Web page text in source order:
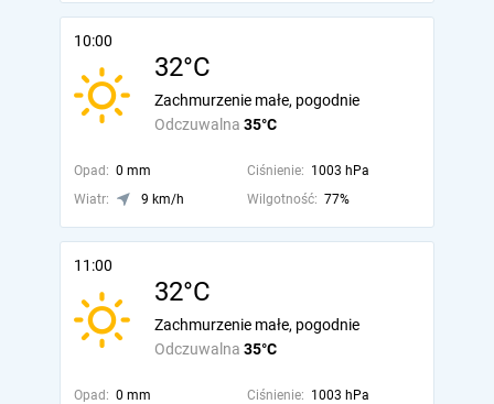
10:00
32°C
Odczuwalna 35°C
Zachmurzenie małe, pogodnie
Opad: 0 mm Ciśnienie: 1003 hPa
Wiatr:
9 km/h Wilgotność: 77%
11:00
32°C
Odczuwalna 35°C
Zachmurzenie małe, pogodnie
Opad: 0 mm Ciśnienie: 1003 hPa